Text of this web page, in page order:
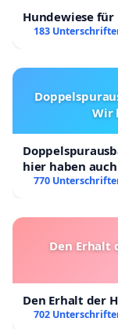
Hundewiese für
183
Wir
hier haben
770
Den Erhalt
Den Erhalt der
702